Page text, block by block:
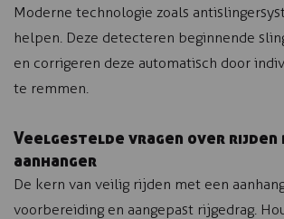
Moderne technologie zoals
helpen. Deze detecteren beginnende
en corrigeren deze automatisch door
te remmen.
Veelgestelde vragen over rijden
aanhanger
De kern van veilig rijden met een
voorbereiding en aangepast rijgedrag.